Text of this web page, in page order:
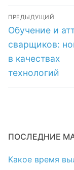
ключевые
аспекты и
преимущества
Навигация
по
записям
ПРЕДЫДУЩИЙ
Предыдущая
запись:
Обучение и
сварщиков:
в качествах
технологий
ПОСЛЕДНИЕ
Какое время